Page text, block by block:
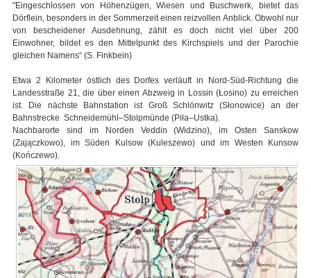
"Eingeschlossen von Höhenzügen, Wiesen und Buschwerk, bietet das
Dörflein, besonders in der Sommerzeit einen reizvollen Anblick. Obwohl nur
von bescheidener Ausdehnung, zählt es doch nicht viel über 200
Einwohner, bildet es den Mittelpunkt des Kirchspiels und der Parochie
gleichen Namens“ (S. Finkbein)
Etwa 2 Kilometer östlich des Dorfes verläuft in Nord-Süd-Richtung die
Landesstraße 21, die über einen Abzweig in Lossin (Łosino) zu erreichen
ist. Die nächste Bahnstation ist Groß Schlönwitz (Słonowice) an der
Bahnstrecke Schneidemühl–Stolpmünde (Piła–Ustka).
Nachbarorte sind im Norden Veddin (Widzino), im Osten Sanskow
(Zajączkowo), im Süden Kulsow (Kuleszewo) und im Westen Kunsow
(Kończewo).